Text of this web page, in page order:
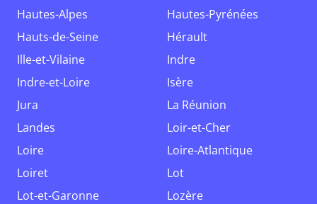
Hautes-Alpes
Hautes-Pyrénées
Hauts-de-Seine
Hérault
Ille-et-Vilaine
Indre
Indre-et-Loire
Isère
Jura
La Réunion
Landes
Loir-et-Cher
Loire
Loire-Atlantique
Loiret
Lot
Lot-et-Garonne
Lozère